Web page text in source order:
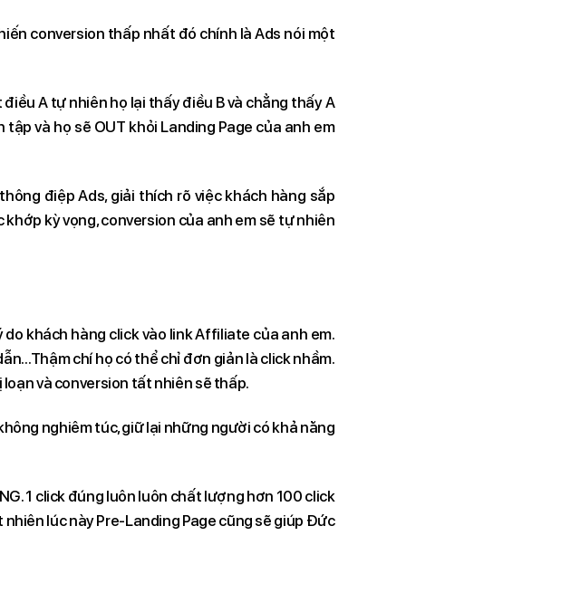
conversion thấp nhất đó chính là Ads nói một
A tự nhiên họ lại thấy điều B và chẳng thấy A
và họ sẽ OUT khỏi Landing Page của anh em
điệp Ads, giải thích rõ việc khách hàng sắp
kỳ vọng, conversion của anh em sẽ tự nhiên
khách hàng click vào link Affiliate của anh em.
chí họ có thể chỉ đơn giản là click nhầm.
và conversion tất nhiên sẽ thấp.
nghiêm túc, giữ lại những người có khả năng
1 click đúng luôn luôn chất lượng hơn 100 click
lúc này Pre-Landing Page cũng sẽ giúp Đức